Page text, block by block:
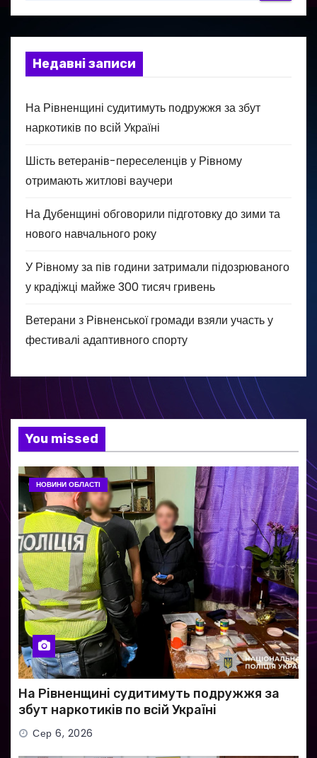
Недавні записи
На Рівненщині судитимуть подружжя за збут
наркотиків по всій Україні
Шість ветеранів-переселенців у Рівному
отримають житлові ваучери
На Дубенщині обговорили підготовку до зими та
нового навчального року
У Рівному за пів години затримали підозрюваного
у крадіжці майже 300 тисяч гривень
Ветерани з Рівненської громади взяли участь у
фестивалі адаптивного спорту
You missed
НОВИНИ ОБЛАСТІ
На Рівненщині судитимуть подружжя за
збут наркотиків по всій Україні
Сер 6, 2026